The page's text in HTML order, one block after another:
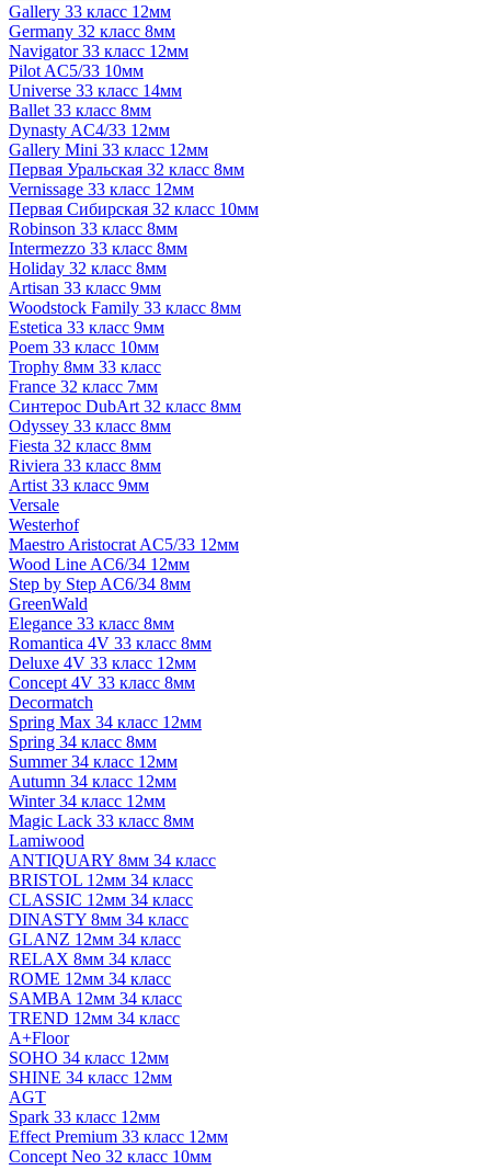
Gallery 33 класс 12мм
Germany 32 класс 8мм
Navigator 33 класс 12мм
Pilot AC5/33 10мм
Universe 33 класс 14мм
Ballet 33 класс 8мм
Dynasty AC4/33 12мм
Gallery Mini 33 класс 12мм
Первая Уральская 32 класс 8мм
Vernissage 33 класс 12мм
Первая Сибирская 32 класс 10мм
Robinson 33 класс 8мм
Intermezzo 33 класс 8мм
Holiday 32 класс 8мм
Artisan 33 класс 9мм
Woodstock Family 33 класс 8мм
Estetica 33 класс 9мм
Poem 33 класс 10мм
Trophy 8мм 33 класс
France 32 класс 7мм
Синтерос DubArt 32 класс 8мм
Odyssey 33 класс 8мм
Fiesta 32 класс 8мм
Riviera 33 класс 8мм
Artist 33 класс 9мм
Versale
Westerhof
Maestro Aristocrat AC5/33 12мм
Wood Line AC6/34 12мм
Step by Step AC6/34 8мм
GreenWald
Elegance 33 класс 8мм
Romantica 4V 33 класс 8мм
Deluxe 4V 33 класс 12мм
Concept 4V 33 класс 8мм
Decormatch
Spring Max 34 класс 12мм
Spring 34 класс 8мм
Summer 34 класс 12мм
Autumn 34 класс 12мм
Winter 34 класс 12мм
Magic Lack 33 класс 8мм
Lamiwood
ANTIQUARY 8мм 34 класс
BRISTOL 12мм 34 класс
CLASSIC 12мм 34 класс
DINASTY 8мм 34 класс
GLANZ 12мм 34 класс
RELAX 8мм 34 класс
ROME 12мм 34 класс
SAMBA 12мм 34 класс
TREND 12мм 34 класс
A+Floor
SOHO 34 класс 12мм
SHINE 34 класс 12мм
AGT
Spark 33 класс 12мм
Effect Premium 33 класс 12мм
Concept Neo 32 класс 10мм